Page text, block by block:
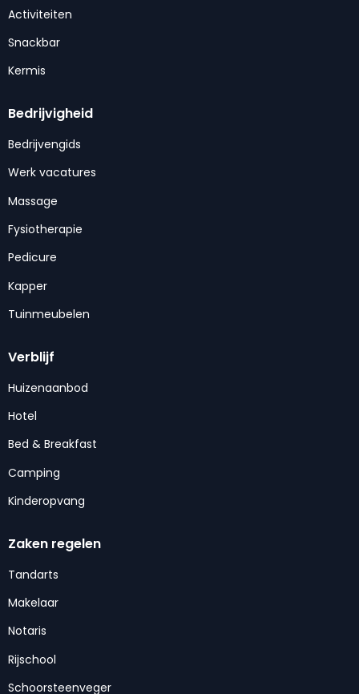
Activiteiten
Snackbar
Kermis
Bedrijvigheid
Bedrijvengids
Werk vacatures
Massage
Fysiotherapie
Pedicure
Kapper
Tuinmeubelen
Verblijf
Huizenaanbod
Hotel
Bed & Breakfast
Camping
Kinderopvang
Zaken regelen
Tandarts
Makelaar
Notaris
Rijschool
Schoorsteenveger